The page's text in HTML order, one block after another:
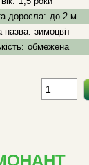
доросла: до 2 м
назва: зимоцвіт
обмежена